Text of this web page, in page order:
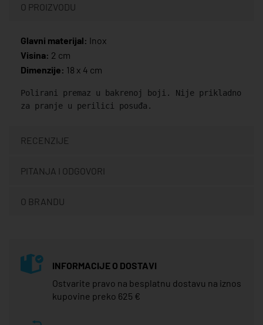
O PROIZVODU
Glavni materijal: Inox
Visina: 2 cm
Dimenzije: 18 x 4 cm
Polirani premaz u bakrenoj boji. Nije prikladno
za pranje u perilici posuđa.
RECENZIJE
PITANJA I ODGOVORI
O BRANDU
INFORMACIJE O DOSTAVI
Ostvarite pravo na besplatnu dostavu na iznos
kupovine preko 625 €